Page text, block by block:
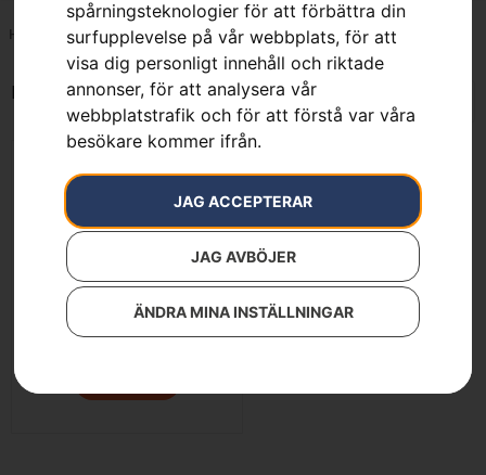
spårningsteknologier för att förbättra din
surfupplevelse på vår webbplats, för att
visa dig personligt innehåll och riktade
annonser, för att analysera vår
webbplatstrafik och för att förstå var våra
besökare kommer ifrån.
JAG ACCEPTERAR
JAG AVBÖJER
ÄNDRA MINA INSTÄLLNINGAR
Hem 7392930735972
Endast ett sökresultat
Husqvarna ST 230
22 900